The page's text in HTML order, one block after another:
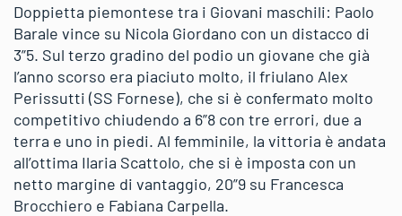
Doppietta piemontese tra i Giovani maschili: Paolo
Barale vince su Nicola Giordano con un distacco di
3”5. Sul terzo gradino del podio un giovane che già
l’anno scorso era piaciuto molto, il friulano Alex
Perissutti (SS Fornese), che si è confermato molto
competitivo chiudendo a 6”8 con tre errori, due a
terra e uno in piedi. Al femminile, la vittoria è andata
all’ottima Ilaria Scattolo, che si è imposta con un
netto margine di vantaggio, 20”9 su Francesca
Brocchiero e Fabiana Carpella.